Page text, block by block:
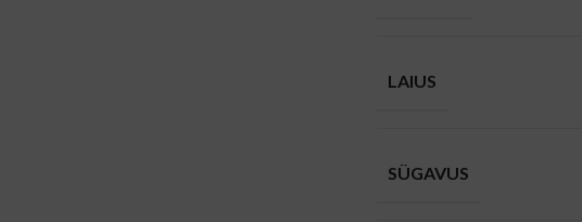
LAIUS
SÜGAVUS